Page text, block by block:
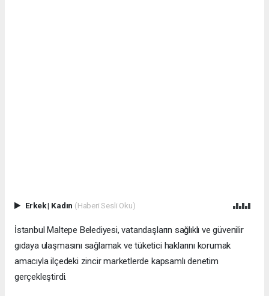
Erkek| Kadın (Haberi Sesli Oku)
İstanbul Maltepe Belediyesi, vatandaşların sağlıklı ve güvenilir
gıdaya ulaşmasını sağlamak ve tüketici haklarını korumak
amacıyla ilçedeki zincir marketlerde kapsamlı denetim
gerçekleştirdi.